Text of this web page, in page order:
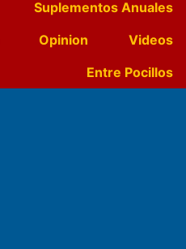
Suplementos Anuales
Opinion
Videos
Entre Pocillos